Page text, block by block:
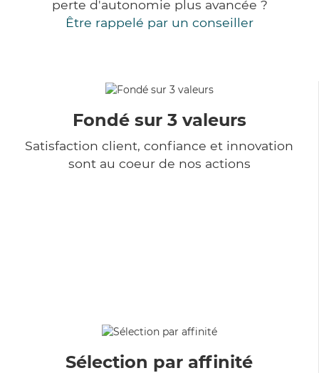
perte d'autonomie plus avancée ?
Être rappelé par un conseiller
Fondé sur 3 valeurs
Satisfaction client, confiance et innovation
sont au coeur de nos actions
Sélection par affinité